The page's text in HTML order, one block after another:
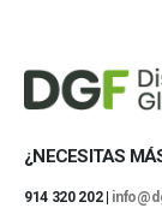
¿NECESITAS
914 320 202 |